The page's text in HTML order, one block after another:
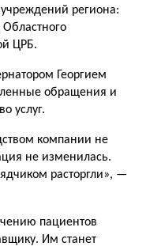
региона:
ЦРБ.
Георгием
обращения и
услуг.
компании не
не изменилась.
расторгли», —
пациентов
Им станет